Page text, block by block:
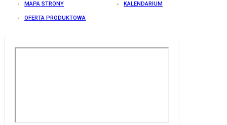
MAPA STRONY KALENDARIUM
OFERTA PRODUKTOWA